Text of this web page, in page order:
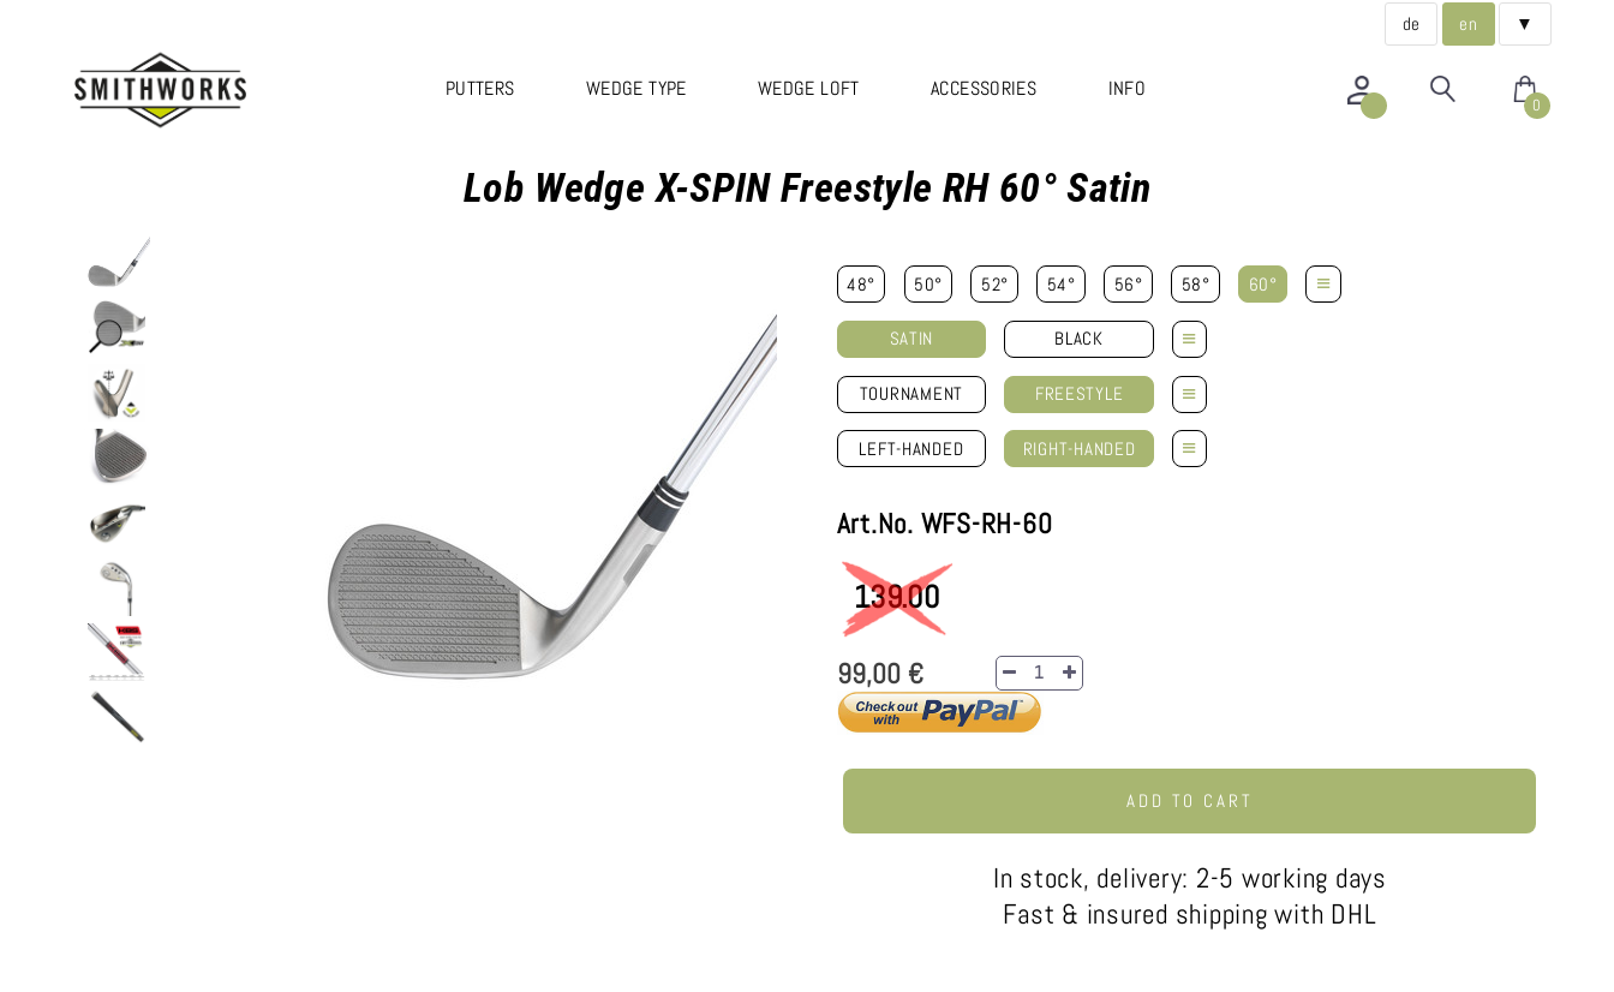
de en ▼
PUTTERS WEDGE TYPE WEDGE LOFT ACCESSORIES INFO
0
Lob Wedge X-SPIN Freestyle RH 60° Satin
48° 50° 52° 54° 56° 58° 60° ≡
SATIN BLACK ≡
TOURNAMENT FREESTYLE ≡
LEFT-HANDED RIGHT-HANDED ≡
Art.No. WFS-RH-60
139.00
99,00 €
ADD TO CART
In stock, delivery: 2-5 working days
Fast & insured shipping with DHL